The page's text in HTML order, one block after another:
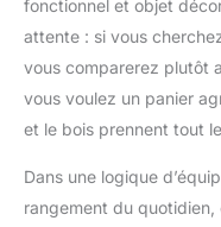
fonctionnel et objet
attente : si vous
vous comparerez plutôt
vous voulez un panier
et le bois prennent tout
Dans une logique
rangement du quotidien,